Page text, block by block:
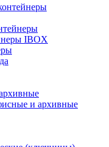
IBOX
и архивные